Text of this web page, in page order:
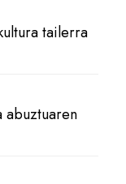
tailerra
abuztuaren